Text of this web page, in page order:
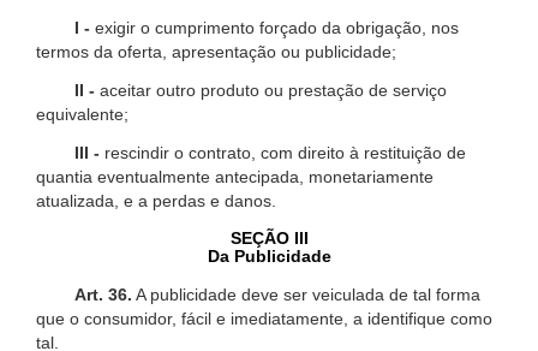
I - exigir o cumprimento forçado da obrigação, nos
termos da oferta, apresentação ou publicidade;
II - aceitar outro produto ou prestação de serviço
equivalente;
III - rescindir o contrato, com direito à restituição de
quantia eventualmente antecipada, monetariamente
atualizada, e a perdas e danos.
SEÇÃO III
Da Publicidade
Art. 36. A publicidade deve ser veiculada de tal forma
que o consumidor, fácil e imediatamente, a identifique como
tal.